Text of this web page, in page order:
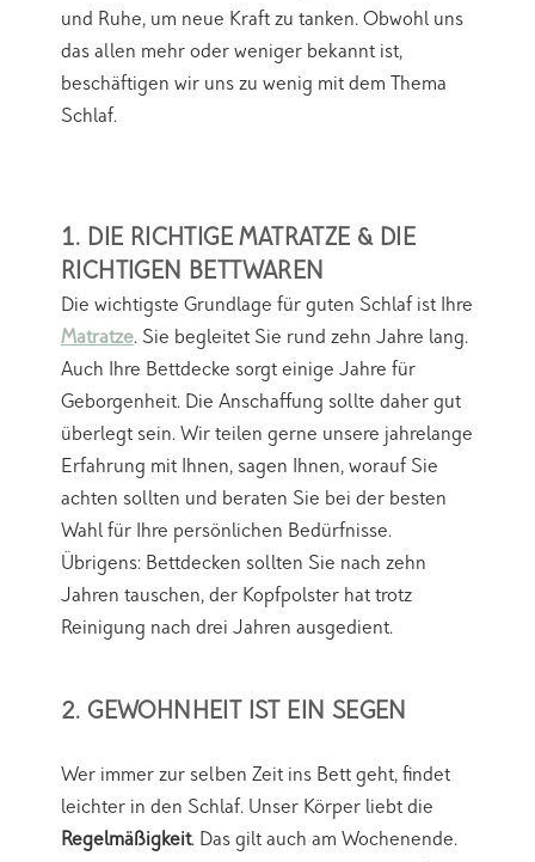
und Ruhe, um neue Kraft zu tanken. Obwohl uns
das allen mehr oder weniger bekannt ist,
beschäftigen wir uns zu wenig mit dem Thema
Schlaf.
1. DIE RICHTIGE MATRATZE & DIE
RICHTIGEN BETTWAREN
Die wichtigste Grundlage für guten Schlaf ist Ihre
Matratze. Sie begleitet Sie rund zehn Jahre lang.
Auch Ihre Bettdecke sorgt einige Jahre für
Geborgenheit. Die Anschaffung sollte daher gut
überlegt sein. Wir teilen gerne unsere jahrelange
Erfahrung mit Ihnen, sagen Ihnen, worauf Sie
achten sollten und beraten Sie bei der besten
Wahl für Ihre persönlichen Bedürfnisse.
Übrigens: Bettdecken sollten Sie nach zehn
Jahren tauschen, der Kopfpolster hat trotz
Reinigung nach drei Jahren ausgedient.
2. GEWOHNHEIT IST EIN SEGEN
Wer immer zur selben Zeit ins Bett geht, findet
leichter in den Schlaf. Unser Körper liebt die
Regelmäßigkeit. Das gilt auch am Wochenende.